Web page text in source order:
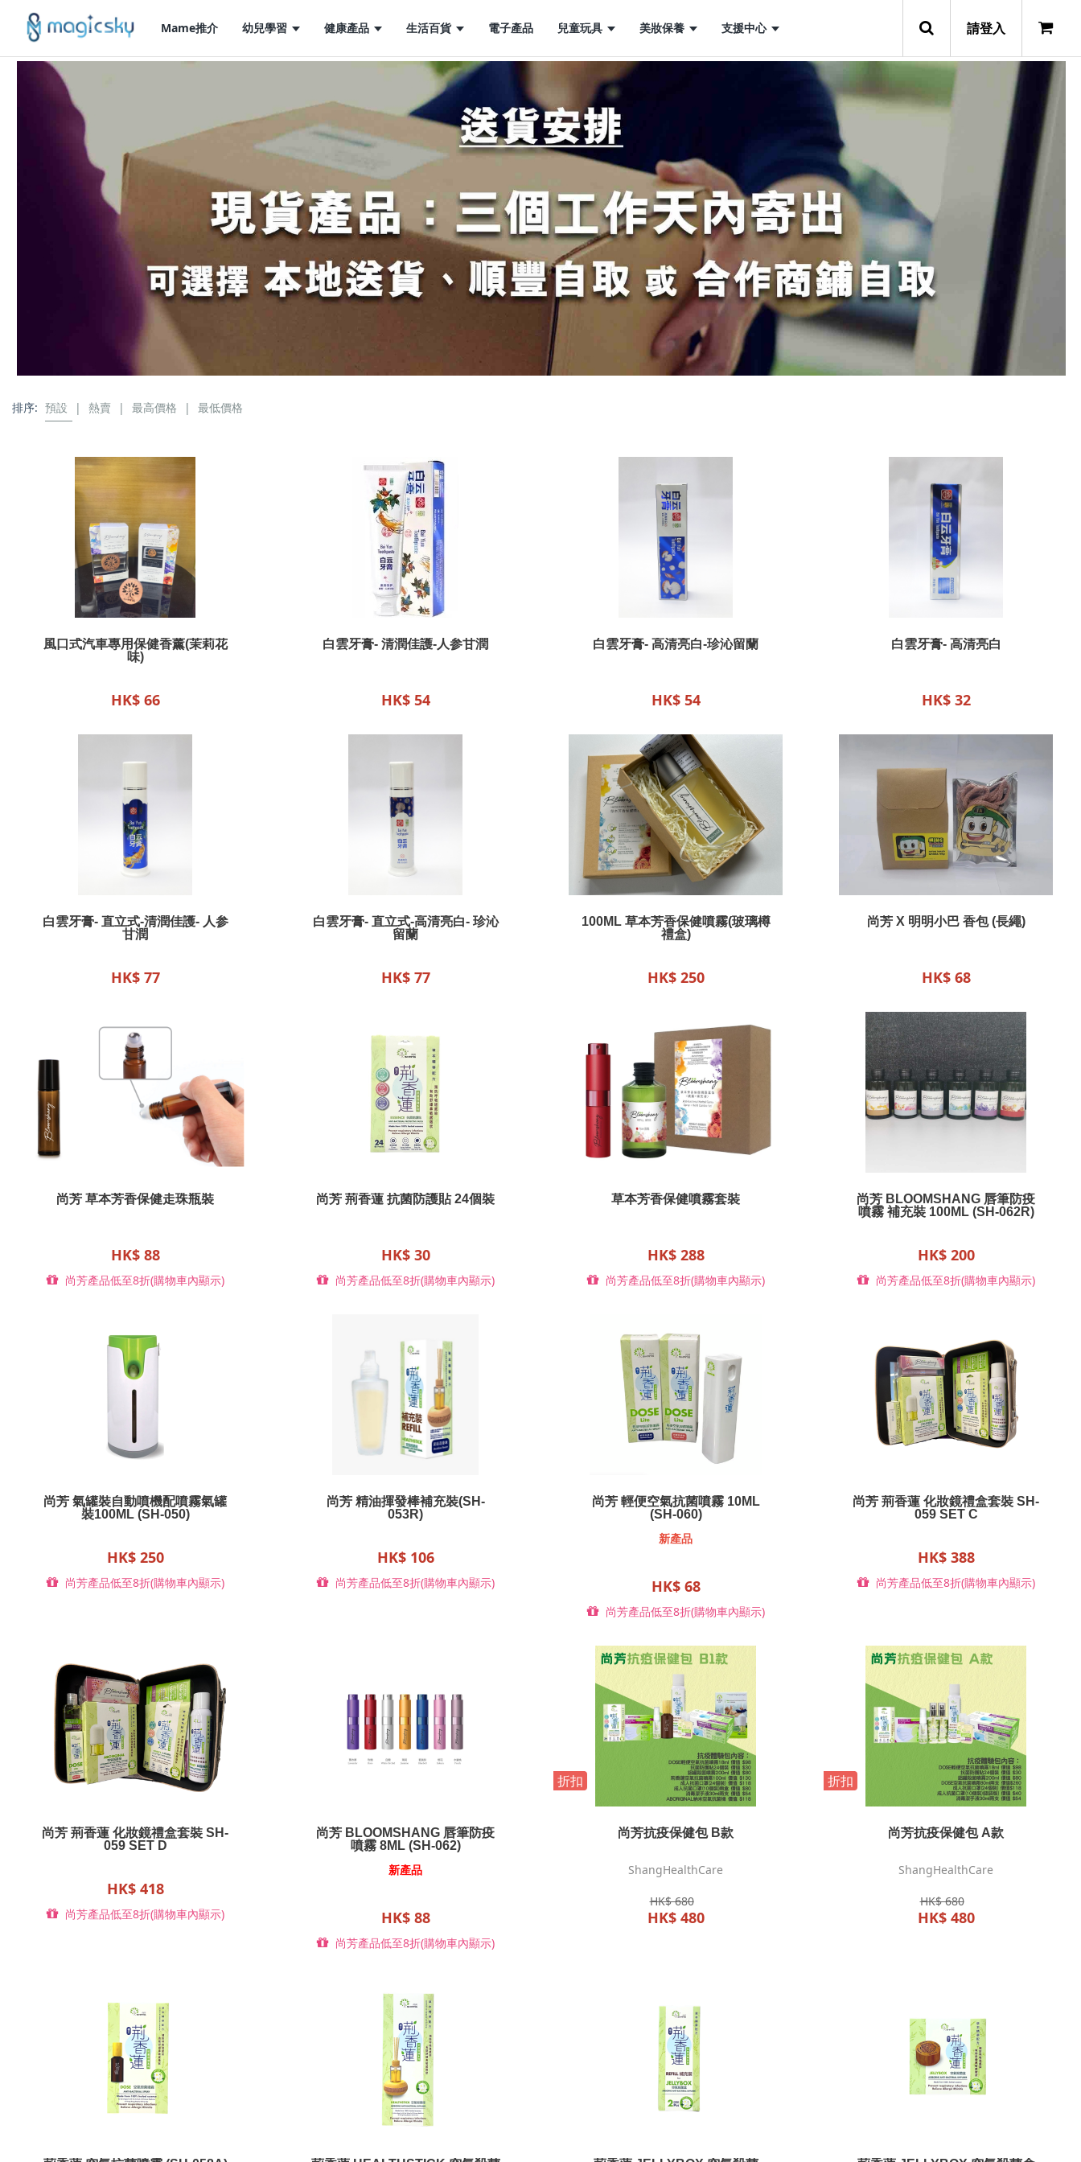
Mame推介 幼兒學習 健康產品 生活百貨 電子產品 兒童玩具 美妝保養 支援中心 請登入
排序: 預設 | 熱賣 | 最高價格 | 最低價格
風口式汽車專用保健香薰(茉莉花
味)
HK$ 66
白雲牙膏- 清潤佳護-人参甘潤
HK$ 54
白雲牙膏- 高清亮白-珍沁留蘭
HK$ 54
白雲牙膏- 高清亮白
HK$ 32
白雲牙膏- 直立式-清潤佳護- 人参
甘潤
HK$ 77
白雲牙膏- 直立式-高清亮白- 珍沁
留蘭
HK$ 77
100ML 草本芳香保健噴霧(玻璃樽
禮盒)
HK$ 250
尚芳 X 明明小巴 香包 (長繩)
HK$ 68
尚芳 草本芳香保健走珠瓶裝
HK$ 88
尚芳產品低至8折(購物車內顯示)
尚芳 荊香蓮 抗菌防護貼 24個裝
HK$ 30
尚芳產品低至8折(購物車內顯示)
草本芳香保健噴霧套裝
HK$ 288
尚芳產品低至8折(購物車內顯示)
尚芳 BLOOMSHANG 唇筆防疫
噴霧 補充裝 100ML (SH-062R)
HK$ 200
尚芳產品低至8折(購物車內顯示)
尚芳 氣罐裝自動噴機配噴霧氣罐
裝100ML (SH-050)
HK$ 250
尚芳產品低至8折(購物車內顯示)
尚芳 精油揮發棒補充裝(SH-
053R)
HK$ 106
尚芳產品低至8折(購物車內顯示)
尚芳 輕便空氣抗菌噴霧 10ML
(SH-060)
新產品
HK$ 68
尚芳產品低至8折(購物車內顯示)
尚芳 荊香蓮 化妝鏡禮盒套裝 SH-
059 SET C
HK$ 388
尚芳產品低至8折(購物車內顯示)
尚芳 荊香蓮 化妝鏡禮盒套裝 SH-
059 SET D
HK$ 418
尚芳產品低至8折(購物車內顯示)
尚芳 BLOOMSHANG 唇筆防疫
噴霧 8ML (SH-062)
新產品
HK$ 88
尚芳產品低至8折(購物車內顯示)
折扣
尚芳抗疫保健包 B款
ShangHealthCare
HK$ 680
HK$ 480
折扣
尚芳抗疫保健包 A款
ShangHealthCare
HK$ 680
HK$ 480